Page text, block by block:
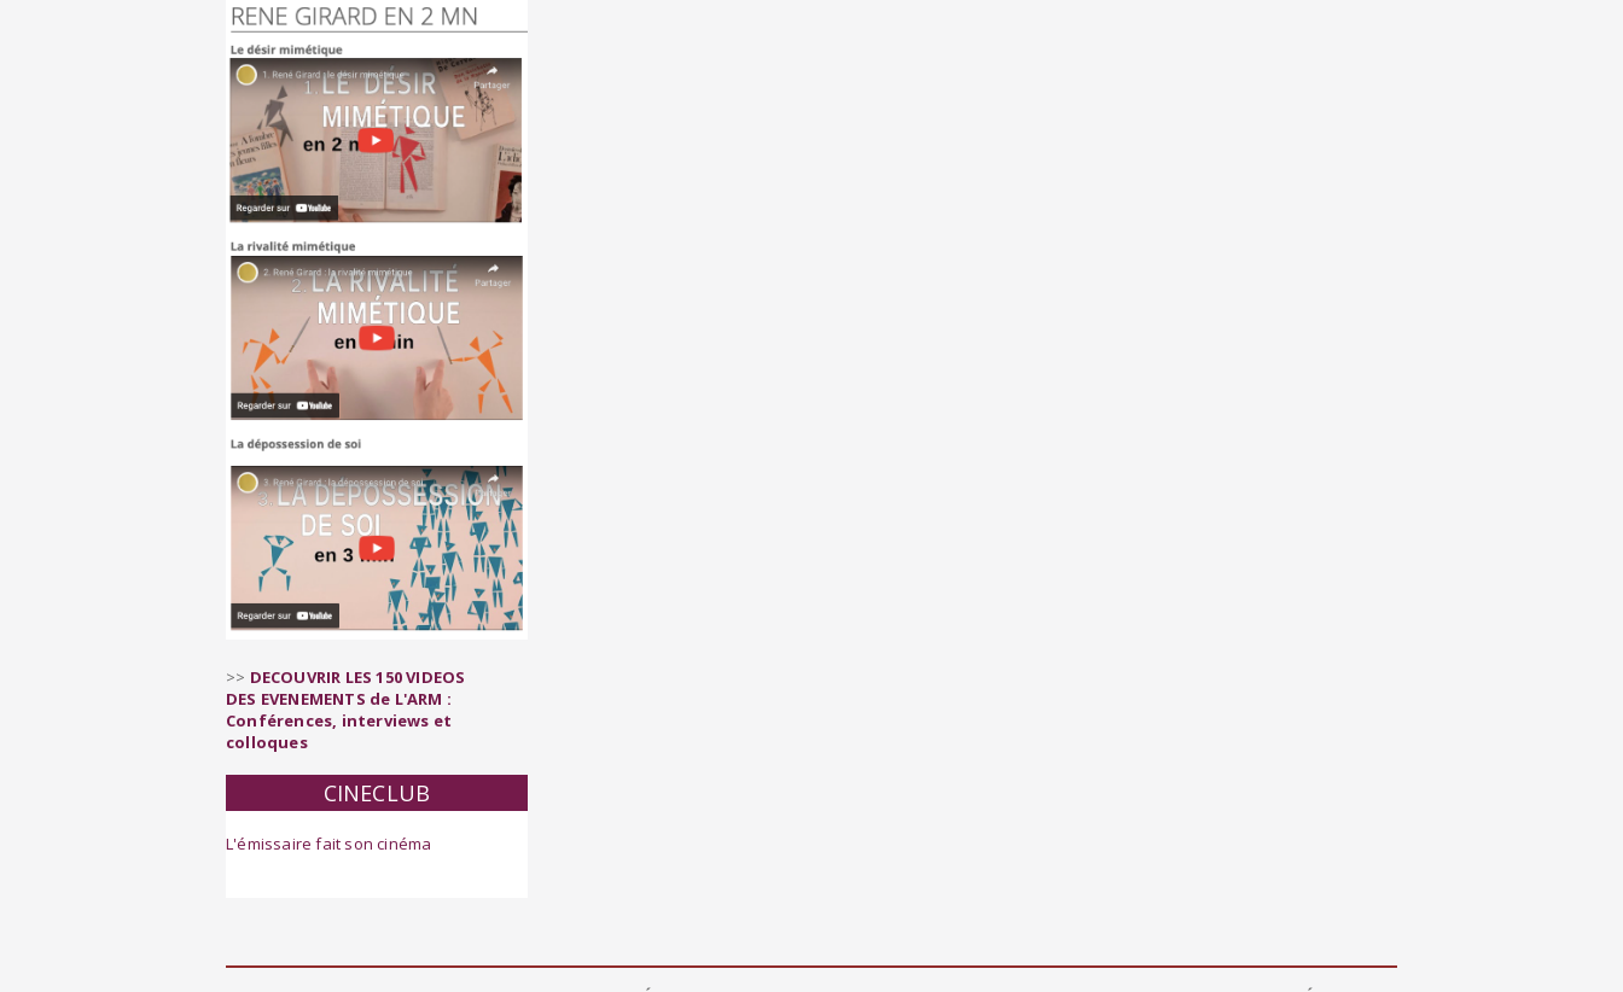
>> DECOUVRIR LES 150 VIDEOS
DES EVENEMENTS de L'ARM :
Conférences, interviews et
colloques
CINECLUB
L'émissaire fait son cinéma